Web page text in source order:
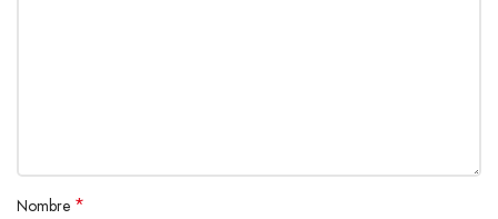
Nombre *